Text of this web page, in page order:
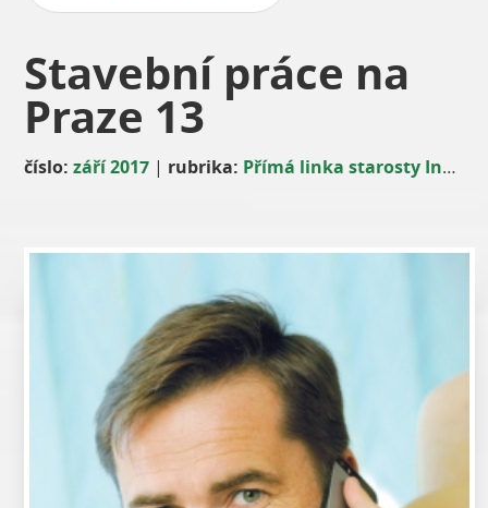
Stavební práce na
Praze 13
číslo: září 2017 | rubrika: Přímá linka starosty Ing. Davida Vodrážky